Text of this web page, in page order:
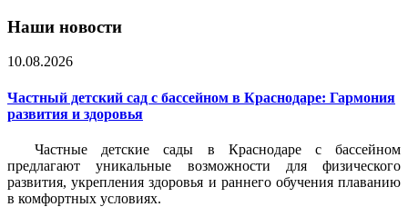
Наши новости
10.08.2026
Частный детский сад с бассейном в Краснодаре: Гармония
развития и здоровья
Частные детские сады в Краснодаре с бассейном
предлагают уникальные возможности для физического
развития, укрепления здоровья и раннего обучения плаванию
в комфортных условиях.